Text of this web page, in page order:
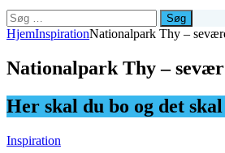
Søg
efter:
HjemInspirationNationalpark Thy –
Nationalpark Thy –
Her skal du bo og det
Inspiration